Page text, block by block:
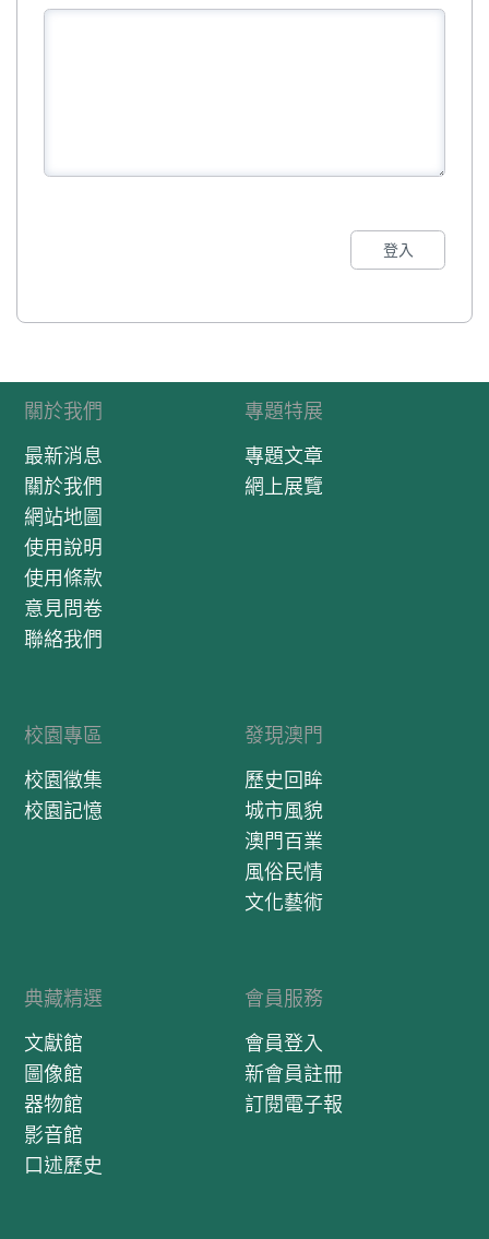
登入
關於我們
最新消息
關於我們
網站地圖
使用說明
使用條款
意見問卷
聯絡我們
專題特展
專題文章
網上展覽
校園專區
校園徵集
校園記憶
發現澳門
歷史回眸
城市風貌
澳門百業
風俗民情
文化藝術
典藏精選
文獻館
圖像館
器物館
影音館
口述歷史
會員服務
會員登入
新會員註冊
訂閱電子報